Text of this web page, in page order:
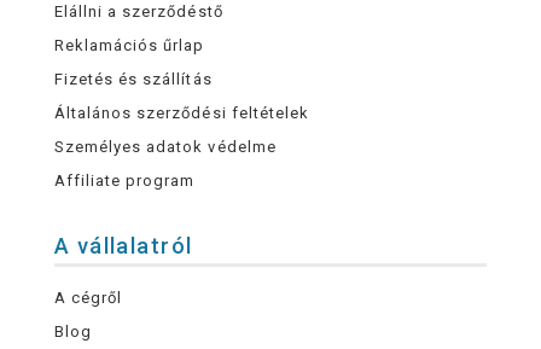
Elállni a szerződéstő
Reklamációs űrlap
Fizetés és szállítás
Általános szerződési feltételek
Személyes adatok védelme
Affiliate program
A vállalatról
A cégről
Blog